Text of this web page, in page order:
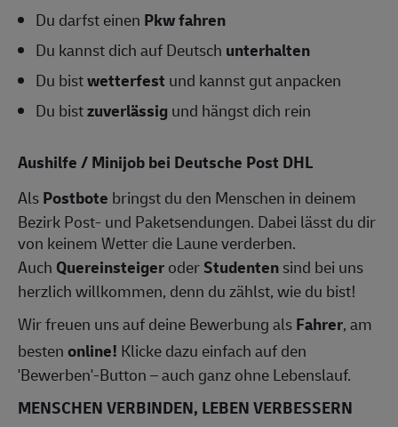
Du darfst einen Pkw fahren
Du kannst dich auf Deutsch unterhalten
Du bistwetterfest und kannst gut anpacken
Du bistzuverlässigund hängst dich rein
Aushilfe / Minijob bei Deutsche Post DHL
AlsPostbote bringst du den Menschen in deinem
Bezirk Post- und Paketsendungen. Dabei lässt du dir
von keinem Wetter die Laune verderben.
Auch QuereinsteigeroderStudentensind bei uns
herzlich willkommen, denn du zählst, wie du bist!
Wir freuen uns auf deine Bewerbung alsFahrer, am
bestenonline! Klicke dazu einfach auf den
'Bewerben'-Button – auch ganz ohne Lebenslauf.
MENSCHEN VERBINDEN, LEBEN VERBESSERN